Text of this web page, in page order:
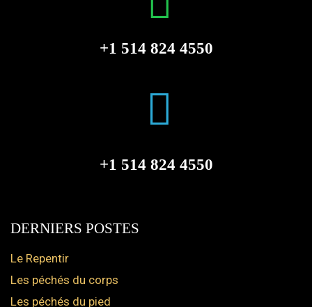
+1 514 824 4550
+1 514 824 4550
DERNIERS POSTES
Le Repentir
Les péchés du corps
Les péchés du pied